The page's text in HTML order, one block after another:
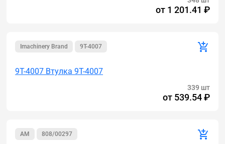
от 1 201.41 ₽
Imachinery Brand 9T-4007
9T-4007 Втулка 9T-4007
339 шт
от 539.54 ₽
AM 808/00297